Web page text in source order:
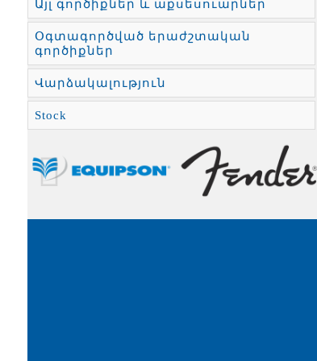
Այլ գործիքներ և աքսեսուարներ
Օգտագործված երաժշտական
գործիքներ
Վարձակալություն
Stock